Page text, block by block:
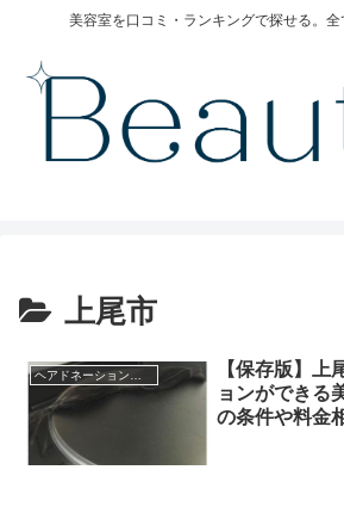
美容室を口コミ・ランキングで探せる。全
上尾市
ヘアドネーション対応美容院
【保存版】上
ョンができる
の条件や料金